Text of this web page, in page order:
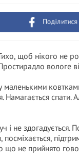
щоб нікого не
вологе
Намагається
і не здогадується.
що не прийнято